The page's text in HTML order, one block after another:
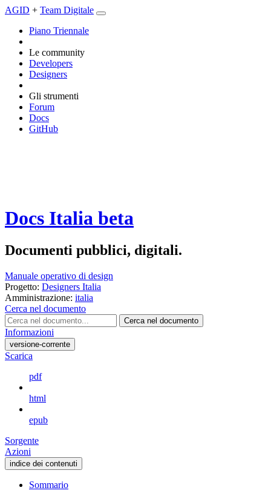
AGID + Team Digitale
Piano Triennale
Le community
Developers
Designers
Gli strumenti
Forum
Docs
GitHub
Docs Italia beta
Documenti pubblici, digitali.
Manuale operativo di design
Progetto: Designers Italia
Amministrazione: italia
Cerca nel documento
Cerca nel documento
Informazioni
versione-corrente
Scarica
pdf
html
epub
Sorgente
Azioni
indice dei contenuti
Sommario